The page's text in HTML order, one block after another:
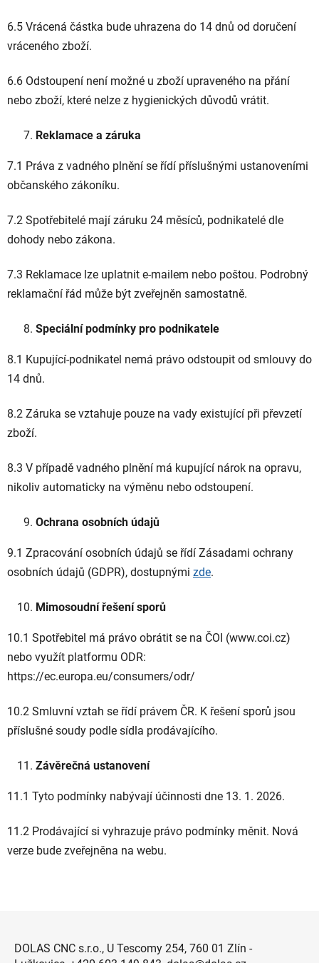
6.5 Vrácená částka bude uhrazena do 14 dnů od doručení
vráceného zboží.
6.6 Odstoupení není možné u zboží upraveného na přání
nebo zboží, které nelze z hygienických důvodů vrátit.
Reklamace a záruka
7.1 Práva z vadného plnění se řídí příslušnými ustanoveními
občanského zákoníku.
7.2 Spotřebitelé mají záruku 24 měsíců, podnikatelé dle
dohody nebo zákona.
7.3 Reklamace lze uplatnit e-mailem nebo poštou. Podrobný
reklamační řád může být zveřejněn samostatně.
Speciální podmínky pro podnikatele
8.1 Kupující-podnikatel nemá právo odstoupit od smlouvy do
14 dnů.
8.2 Záruka se vztahuje pouze na vady existující při převzetí
zboží.
8.3 V případě vadného plnění má kupující nárok na opravu,
nikoliv automaticky na výměnu nebo odstoupení.
Ochrana osobních údajů
9.1 Zpracování osobních údajů se řídí Zásadami ochrany
osobních údajů (GDPR), dostupnými zde.
Mimosoudní řešení sporů
10.1 Spotřebitel má právo obrátit se na ČOI (www.coi.cz)
nebo využít platformu ODR:
https://ec.europa.eu/consumers/odr/
10.2 Smluvní vztah se řídí právem ČR. K řešení sporů jsou
příslušné soudy podle sídla prodávajícího.
Závěrečná ustanovení
11.1 Tyto podmínky nabývají účinnosti dne 13. 1. 2026.
11.2 Prodávající si vyhrazuje právo podmínky měnit. Nová
verze bude zveřejněna na webu.
DOLAS CNC s.r.o., U Tescomy 254, 760 01 Zlín -